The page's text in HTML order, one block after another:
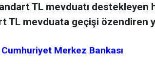
TL mevduatı destekleyen
TL mevduata geçişi özendiren
Merkez Bankası